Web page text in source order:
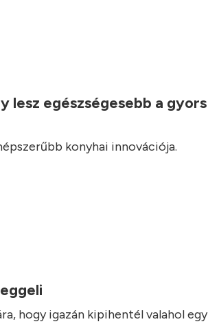
lesz egészségesebb a gyors
konyhai innovációja.
hogy igazán kipihentél valahol egy